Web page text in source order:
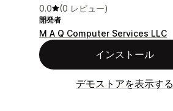
0.0 (0 レビュー)
開発者
M A Q Computer Services LLC
インストール
デモストアを表示する